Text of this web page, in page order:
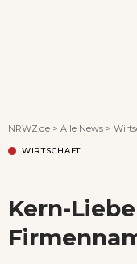
NRWZ.de > Alle News >
WIRTSCHAFT
Kern-